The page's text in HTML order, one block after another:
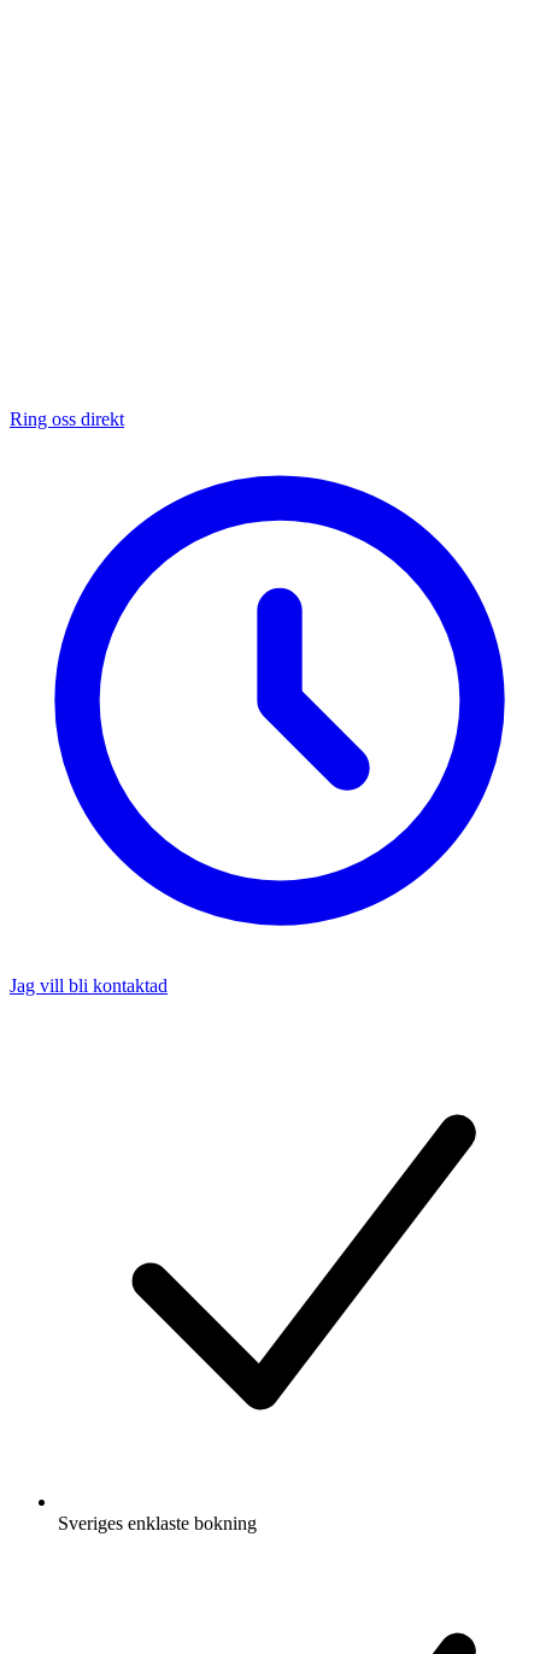
Ring oss direkt
Jag vill bli kontaktad
Sveriges enklaste bokning